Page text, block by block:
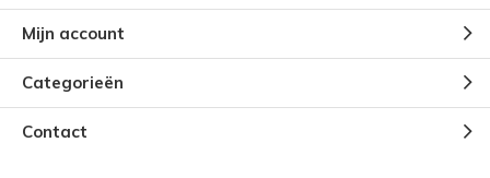
Mijn account
Categorieën
Contact